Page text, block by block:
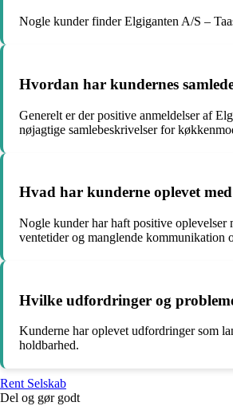
Nogle kunder finder Elgiganten A/S –
Hvordan har kundernes
Generelt er der positive anmeldelser af
nøjagtige samlebeskrivelser for
Hvad har kunderne oplevet
Nogle kunder har haft positive
ventetider og manglende kommunikation
Hvilke udfordringer og
Kunderne har oplevet udfordringer som
holdbarhed.
Rent Selskab
Del og gør godt